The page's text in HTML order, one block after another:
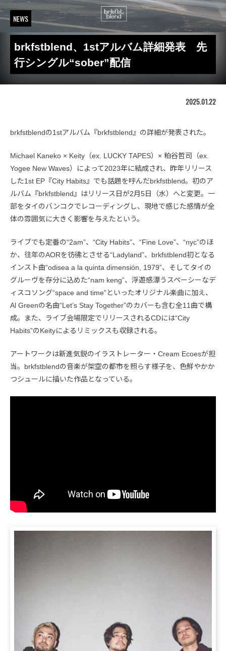
NEWS
brkfstblend、1stアルバム詳細発表 先
行シングル“sober”配信
2025.01.22
brkfstblendの1stアルバム『brkfstblend』の詳細が発表された。
Michael Kaneko × Keity（ex. LUCKY TAPES）× 粕谷哲司（ex.
Yogee New Waves）によって2023年に結成され、昨年リリース
した1st EP『City Habits』でも話題を呼んだbrkfstblend。初のア
ルバム『brkfstblend』はリリース日が2月5日（水）へと変更。一
部をタイのバンコクでレコーディングし、現地で感じた感情が全
体の雰囲気に大きく影響を与えたという。
ライブでも定番の“2am”、“City Habits”、“Fine Love”、“nyc”のほ
か、往年のAORを彷彿とさせる“Ladyland”、brkfstblend初となる
インスト曲“odisea a la quinta dimensión, 1979”、そしてタイの
グルーヴを存分に込めた“nam keng”、浮遊感漂うスペーシーなデ
ィスコソング“space and time”といったオリジナル楽曲に加え、
Al Greenの名曲“Let’s Stay Together”のカバーも含む全11曲で構
成。また、ライブ会場限定でリリースされるCDには“City
Habits”のKeityによるリミックスも収録される。
アートワークは新進気鋭のイラストレーター・Cream Ecoesが担
当。brkfstblendの音楽が架空の都市を照らす様子を、色鮮やかか
つシュールに描いた作品となっている。